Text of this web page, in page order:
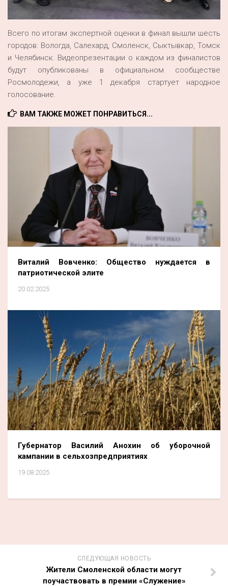
Всего по итогам экспертной оценки в финал вышли шесть
городов: Вологда, Салехард, Смоленск, Сыктывкар, Томск
и Челябинск. Видеопрезентации о каждом из финалистов
будут опубликованы в официальном сообществе
Росмолодежи, а уже 1 декабря стартует народное
голосование.
ВАМ ТАКЖЕ МОЖЕТ ПОНРАВИТЬСЯ...
Виталий Вовченко: Общество нуждается в
патриотической элите
20.02.2025
Губернатор Василий Анохин об уборочной
кампании в сельхозпредприятиях
19.08.2025
СЛЕДУЮЩАЯ НОВОСТЬ
Жители Смоленской области могут
поучаствовать в премии «Служение»